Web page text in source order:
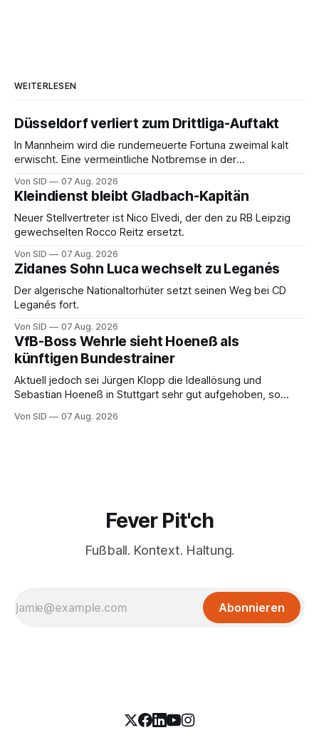
WEITERLESEN
Düsseldorf verliert zum Drittliga-Auftakt
In Mannheim wird die runderneuerte Fortuna zweimal kalt
erwischt. Eine vermeintliche Notbremse in der
Von SID 07 Aug. 2026
Kleindienst bleibt Gladbach-Kapitän
Neuer Stellvertreter ist Nico Elvedi, der den zu RB Leipzig
gewechselten Rocco Reitz ersetzt.
Von SID 07 Aug. 2026
Zidanes Sohn Luca wechselt zu Leganés
Der algerische Nationaltorhüter setzt seinen Weg bei CD
Leganés fort.
Von SID 07 Aug. 2026
VfB-Boss Wehrle sieht Hoeneß als
künftigen Bundestrainer
Aktuell jedoch sei Jürgen Klopp die Ideallösung und
Sebastian Hoeneß in Stuttgart sehr gut aufgehoben, so
Von SID 07 Aug. 2026
Fever Pit'ch
Fußball. Kontext. Haltung.
Abonnieren